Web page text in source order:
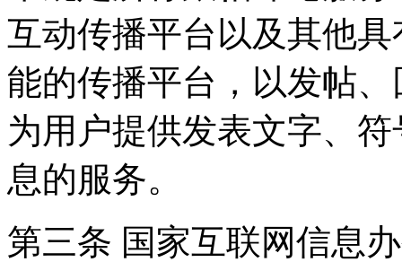
互动传播平台以及其他
能的传播平台，以发帖
为用户提供发表文字、
息的服务。
第三条 国家互联网信息